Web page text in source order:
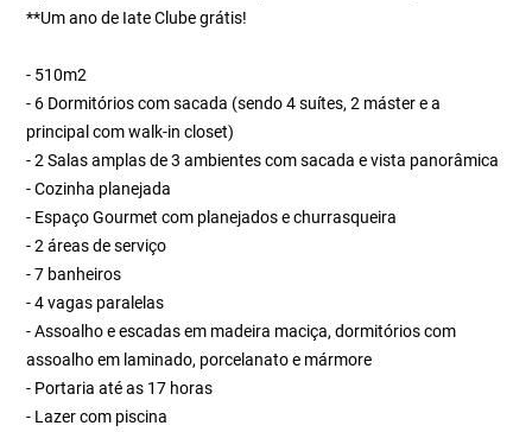
**Um ano de Iate Clube grátis!
- 510m2
- 6 Dormitórios com sacada (sendo 4 suítes, 2 máster e a
principal com walk-in closet)
- 2 Salas amplas de 3 ambientes com sacada e vista panorâmica
- Cozinha planejada
- Espaço Gourmet com planejados e churrasqueira
- 2 áreas de serviço
- 7 banheiros
- 4 vagas paralelas
- Assoalho e escadas em madeira maciça, dormitórios com
assoalho em laminado, porcelanato e mármore
- Portaria até as 17 horas
- Lazer com piscina